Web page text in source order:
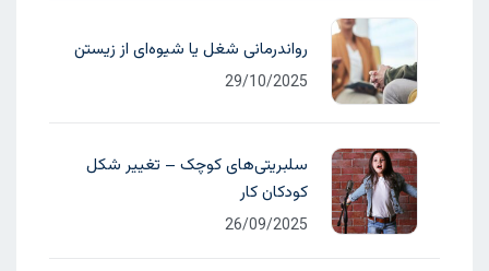
رواندرمانی شغل یا شیوه‌ای از زیستن
29/10/2025
سلبریتی‌های کوچک – تغییر شکل
کودکان کار
26/09/2025